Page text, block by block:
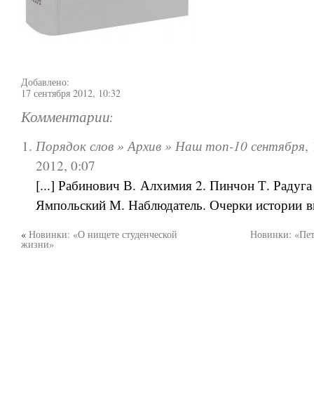
Добавлено:
17 сентября 2012, 10:32
Комментарии:
Порядок слов » Архив » Наш топ-10 сентября,
2012, 0:07
[...] Рабинович В. Алхимия 2. Пинчон Т. Радуга
Ямпольский М. Наблюдатель. Очерки истории
« Новинки: «О нищете студенческой
жизни»
Новинки: